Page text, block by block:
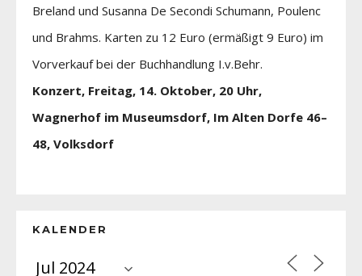
Breland und Susanna De Secondi Schumann, Poulenc
und Brahms. Karten zu 12 Euro (ermäßigt 9 Euro) im
Vorverkauf bei der Buchhandlung I.v.Behr.
Konzert, Freitag, 14. Oktober, 20 Uhr,
Wagnerhof im Museumsdorf, Im Alten Dorfe 46–
48, Volksdorf
KALENDER